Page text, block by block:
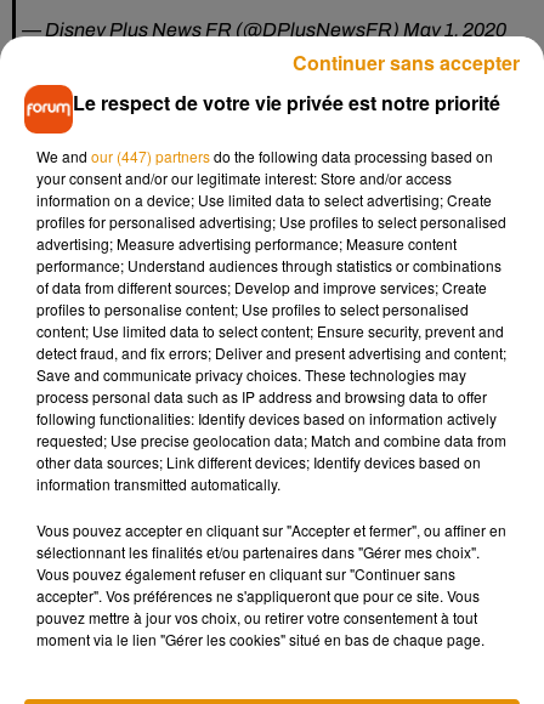
— Disney Plus News FR (@DPlusNewsFR) May 1, 2020
Un marathon Star Wars pour occuper le
confinement ?
Avec trois trilogies et deux films dérivés, cela devrait vous
occuper un petit moment ! Pour amuser les enfants, pourquoi
ne pas fabriquer des costumes ou cuisiner des gâteaux à
l’effigie des personnages de la saga ?
#MayThe4thBeWithYou hop ça veut dire marathon star
wars aujourd'hui çapic.twitter.com/8qZLfPJK0R
— the art of dying (@aworldlover)May 4, 2020
Le respect de votre vie privée est notre priorité
We and our (447) partnersdo the following data processing based on
your consent and/or our legitimate interest: Store and/or access
information on a device; Use limited data to select advertising; Create
profiles for personalised advertising; Use profiles to select personalised
advertising; Measure advertising performance; Measure content
performance; Understand audiences through statistics or combinations
of data from different sources; Develop and improve services; Create
profiles to personalise content; Use profiles to select personalised
content; Use limited data to select content; Ensure security, prevent and
detect fraud, and fix errors; Deliver and present advertising and content;
Save and communicate privacy choices. These technologies may
process personal data such as IP address and browsing data to offer
following functionalities: Identify devices based on information actively
requested; Use precise geolocation data; Match and combine data from
other data sources; Link different devices; Identify devices based on
information transmitted automatically.
Vous pouvez accepter en cliquant sur "Accepter et fermer", ou affiner en
sélectionnant les finalités et/ou partenaires dans "Gérer mes choix".
Vous pouvez également refuser en cliquant sur "Continuer sans
accepter". Vos préférences ne s'appliqueront que pour ce site. Vous
pouvez mettre à jour vos choix, ou retirer votre consentement à tout
moment via le lien "Gérer les cookies" situé en bas de chaque page.
Continuer sans accepter